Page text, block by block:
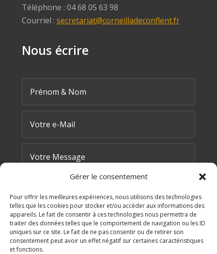
Gérer le consentement
Pour offrir les meilleures expériences, nous utilisons des technologies
telles que les cookies pour stocker et/ou accéder aux informations des
appareils. Le fait de consentir à ces technologies nous permettra de
traiter des données telles que le comportement de navigation ou les ID
uniques sur ce site. Le fait de ne pas consentir ou de retirer son
consentement peut avoir un effet négatif sur certaines caractéristiques
et fonctions.
Téléphone : 04 68 05 63 98
Courriel : secretariat@corneilladeconflent.fr
Nous écrire
7 + 11= ENVOYER MA DEMANDE